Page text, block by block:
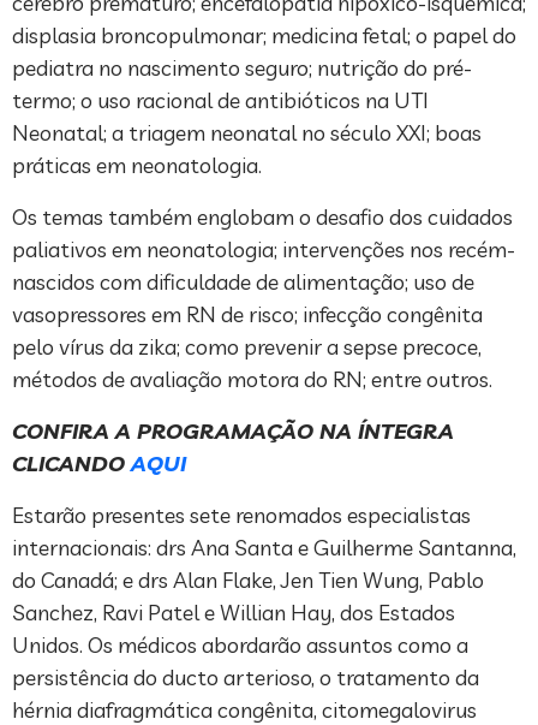
displasia broncopulmonar; medicina fetal; o papel do
pediatra no nascimento seguro; nutrição do pré-
termo; o uso racional de antibióticos na UTI
Neonatal; a triagem neonatal no século XXI; boas
práticas em neonatologia.
Os temas também englobam o desafio dos cuidados
paliativos em neonatologia; intervenções nos recém-
nascidos com dificuldade de alimentação; uso de
vasopressores em RN de risco; infecção congênita
pelo vírus da zika; como prevenir a sepse precoce,
métodos de avaliação motora do RN; entre outros.
CONFIRA A PROGRAMAÇÃO NA ÍNTEGRA
CLICANDOAQUI
Estarão presentes sete renomados especialistas
internacionais: drs Ana Santa e Guilherme Santanna,
do Canadá; e drs Alan Flake, Jen Tien Wung, Pablo
Sanchez, Ravi Patel e Willian Hay, dos Estados
Unidos. Os médicos abordarão assuntos como a
persistência do ducto arterioso, o tratamento da
hérnia diafragmática congênita, citomegalovirus